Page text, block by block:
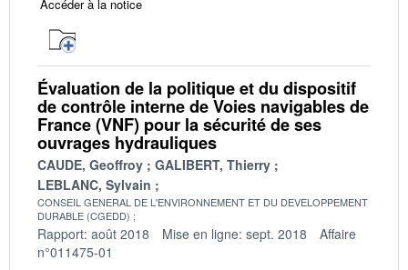
Accéder à la notice
Évaluation de la politique et du dispositif
de contrôle interne de Voies navigables de
France (VNF) pour la sécurité de ses
ouvrages hydrauliques
CAUDE, Geoffroy
GALIBERT, Thierry
LEBLANC, Sylvain
CONSEIL GENERAL DE L'ENVIRONNEMENT ET DU DEVELOPPEMENT
DURABLE (CGEDD)
Rapport: août 2018 Mise en ligne: sept. 2018
Affaire
n°011475-01